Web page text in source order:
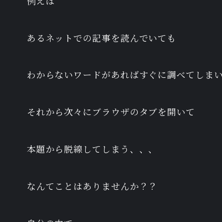
あるネットでの記事を読んでいても
わからないワードがあればすぐに調べてしま
それから次々にブラウザのタブを開いて
本題から脱線してしまう、、、
なんてことはありませんか？？